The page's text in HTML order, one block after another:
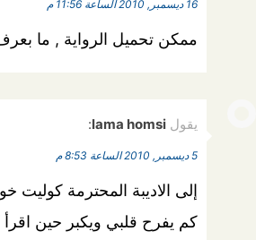
16 ديسمبر, 2010 الساعة 11:56 م
ممكن تحميل الرواية , ما
يقول lama homsi
:
5 ديسمبر, 2010 الساعة 8:53 م
إلى الاديبة المحترمة كوليت
كم يفرح قلبي ويكبر حين اقرأ